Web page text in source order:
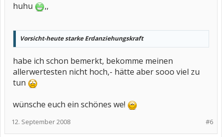
huhu ,,
Vorsicht-heute starke Erdanziehungskraft
habe ich schon bemerkt, bekomme meinen
allerwertesten nicht hoch,- hätte aber sooo viel zu
tun
wünsche euch ein schönes we!
#6
12. September 2008